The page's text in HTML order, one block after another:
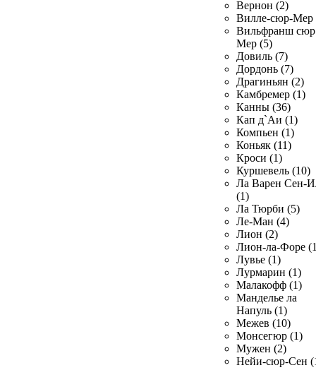
Вернон (2)
Вилле-сюр-Мер
Вильфранш сюр
Мер (5)
Довиль (7)
Дордонь (7)
Драгиньян (2)
Камбремер (1)
Канны (36)
Кап д`Аи (1)
Компьен (1)
Коньяк (11)
Кроси (1)
Куршевель (10)
Ла Варен Сен-
(1)
Ла Тюрби (5)
Ле-Ман (4)
Лион (2)
Лион-ла-Форе
Лувье (1)
Лурмарин (1)
Малакофф (1)
Манделье ла
Напуль (1)
Межев (10)
Монсегюр (1)
Мужен (2)
Нейи-сюр-Сен